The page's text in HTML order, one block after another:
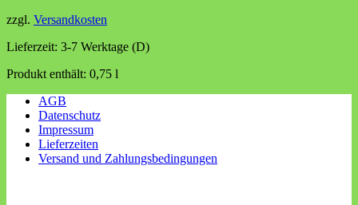
zzgl. Versandkosten
Lieferzeit: 3-7 Werktage (D)
Produkt enthält: 0,75 l
AGB
Datenschutz
Impressum
Lieferzeiten
Versand und Zahlungsbedingungen